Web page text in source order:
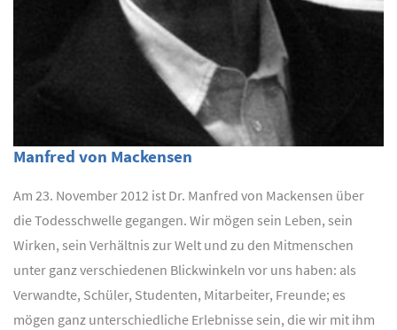
Manfred von Mackensen
Am 23. November 2012 ist Dr. Manfred von Mackensen über
die Todesschwelle gegangen. Wir mögen sein Leben, sein
Wirken, sein Verhältnis zur Welt und zu den Mitmenschen
unter ganz verschiedenen Blickwinkeln vor uns haben: als
Verwandte, Schüler, Studenten, Mitarbeiter, Freunde; es
mögen ganz unterschiedliche Erlebnisse sein, die wir mit ihm